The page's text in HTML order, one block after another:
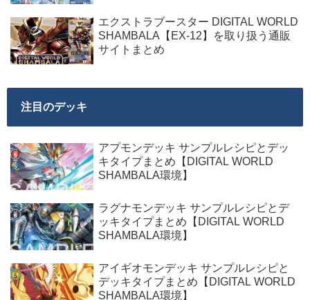
エクストラブースター DIGITAL WORLD
SHAMBALA【EX-12】を取り扱う通販
サイトまとめ
注目のデッキ
アプモンデッキ サンプルレシピとデッ
キタイプまとめ【DIGITAL WORLD
SHAMBALA環境】
ラグナモンデッキ サンプルレシピとデ
ッキタイプまとめ【DIGITAL WORLD
SHAMBALA環境】
アイギオモンデッキ サンプルレシピと
デッキタイプまとめ【DIGITAL WORLD
SHAMBALA環境】